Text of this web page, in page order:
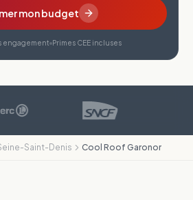
mon budget
engagement Primes CEE incluses
Saint-Denis Cool Roof Garonor